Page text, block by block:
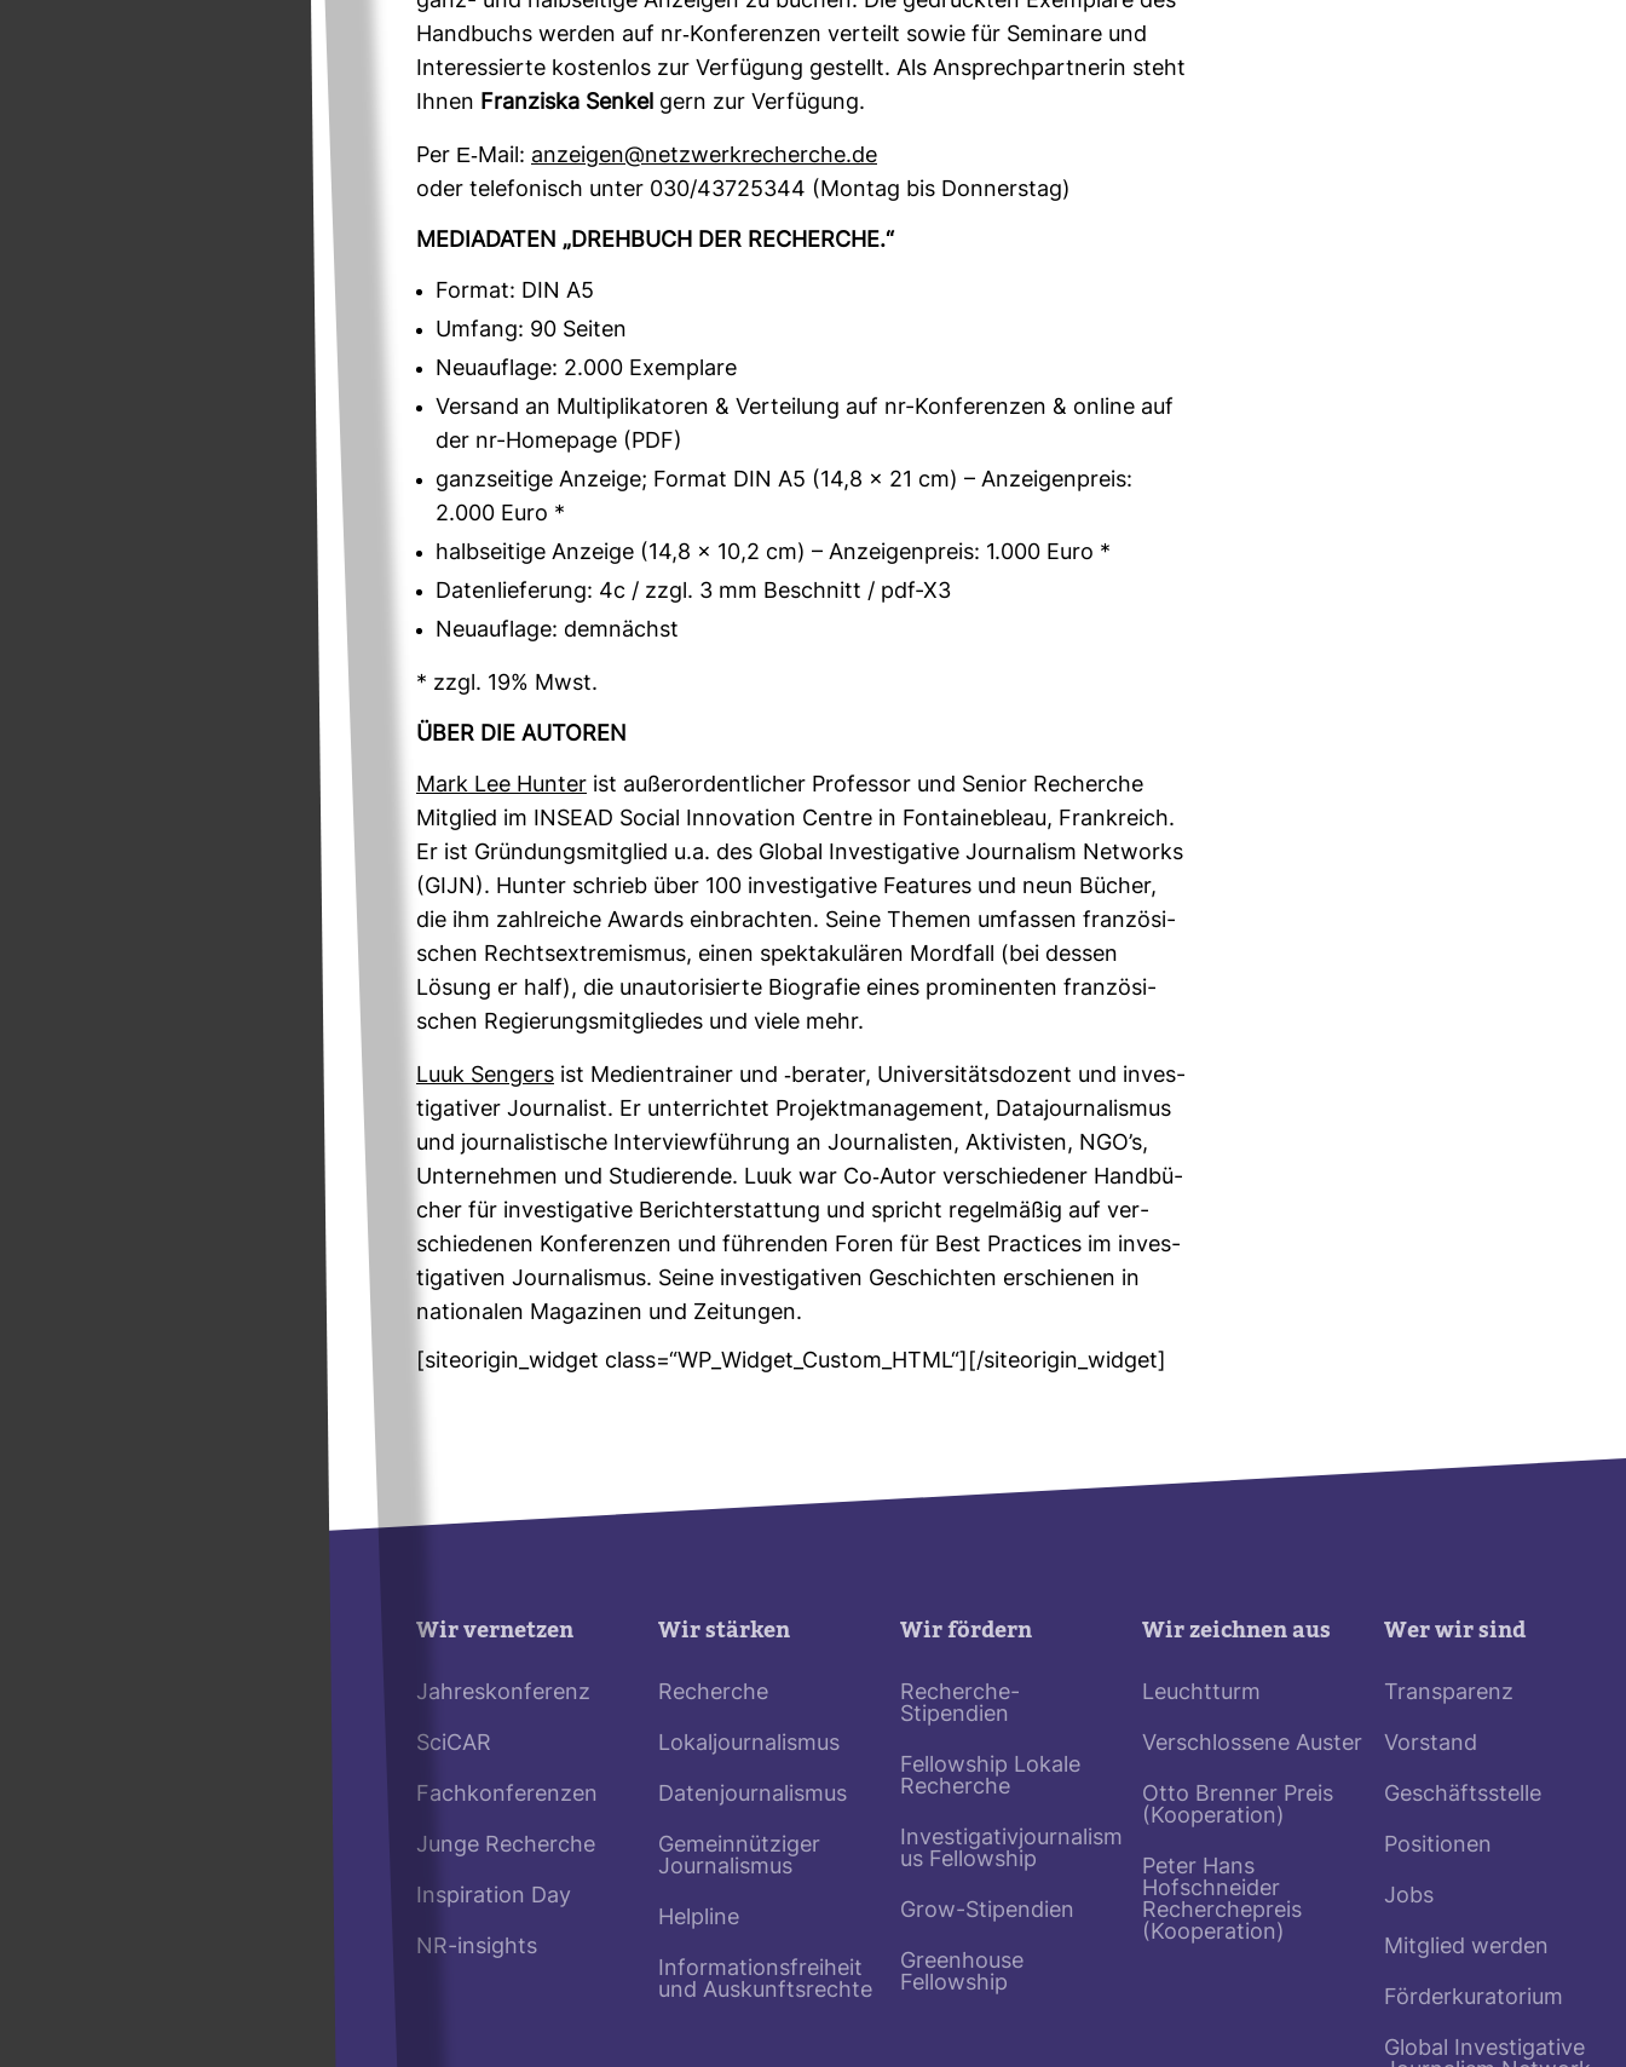
Hand­buchs werden auf nr-​Kon­fe­renzen ver­teilt sowie für Semi­nare und
Inter­es­sierte kos­tenlos zur Ver­fü­gung gestellt. Als Ansprech­part­nerin steht
Ihnen Fran­ziska Senkel gern zur Ver­fü­gung.
Per E-​Mail: anzeigen@netz­werk­re­cherche.de
oder tele­fo­nisch unter 030/43725344 (Montag bis Don­nerstag)
MEDIA­DATEN „DREH­BUCH DER RECHERCHE.“
Format: DIN A5
Umfang: 90 Seiten
Neuauflage: 2.000 Exemplare
Versand an Multiplikatoren & Verteilung auf nr-Konferenzen & online auf
der nr-Homepage (PDF)
ganzseitige Anzeige; Format DIN A5 (14,8 × 21 cm) – Anzeigenpreis:
2.000 Euro *
halbseitige Anzeige (14,8 × 10,2 cm) – Anzeigenpreis: 1.000 Euro *
Datenlieferung: 4c / zzgl. 3 mm Beschnitt / pdf-X3
Neuauflage: demnächst
* zzgl. 19% Mwst.
ÜBER DIE AUTOREN
Mark Lee Hunter ist außer­or­dent­li­cher Pro­fessor und Senior Recherche
Mit­glied im INSEAD Social Inno­va­tion Centre in Fon­taine­bleau, Frank­reich.
Er ist Grün­dungs­mit­glied u.a. des Global Inves­ti­ga­tive Jour­na­lism Net­works
(GIJN). Hunter schrieb über 100 inves­ti­ga­tive Fea­tures und neun Bücher,
die ihm zahl­reiche Awards ein­brachten. Seine Themen umfassen fran­zö­si­
schen Rechts­ex­tre­mismus, einen spek­ta­ku­lären Mord­fall (bei dessen
Lösung er half), die unau­to­ri­sierte Bio­grafie eines pro­mi­nenten fran­zö­si­
schen Regie­rungs­mit­gliedes und viele mehr.
Luuk Sen­gers ist Medi­en­trainer und -​berater, Uni­ver­si­täts­do­zent und inves­
ti­ga­tiver Jour­na­list. Er unter­richtet Pro­jekt­ma­nage­ment, Data­jour­na­lismus
und jour­na­lis­ti­sche Inter­view­füh­rung an Jour­na­listen, Akti­visten, NGO’s,
Unter­nehmen und Stu­die­rende. Luuk war Co-​Autor ver­schie­dener Hand­bü­
cher für inves­ti­ga­tive Bericht­erstat­tung und spricht regel­mäßig auf ver­
schie­denen Kon­fe­renzen und füh­renden Foren für Best Prac­tices im inves­
ti­ga­tiven Jour­na­lismus. Seine inves­ti­ga­tiven Geschichten erschienen in
natio­nalen Maga­zinen und Zei­tungen.
[siteorigin_widget class=“WP_Widget_Custom_HTML“] [/siteorigin_widget]
Wir vernetzen
Jahreskonferenz
SciCAR
Fachkonferenzen
Junge Recherche
Inspiration Day
NR-insights
Wir stärken
Recherche
Lokaljournalismus
Datenjournalismus
Gemeinnütziger
Journalismus
Helpline
Informationsfreiheit
und Auskunftsrechte
Wir fördern
Recherche-
Stipendien
Fellowship Lokale
Recherche
Investigativjournalism
us Fellowship
Grow-Stipendien
Greenhouse
Fellowship
Wir zeichnen aus
Leuchtturm
Verschlossene Auster
Otto Brenner Preis
(Kooperation)
Peter Hans
Hofschneider
Recherchepreis
(Kooperation)
Wer wir sind
Transparenz
Vorstand
Geschäftsstelle
Positionen
Jobs
Mitglied werden
Förderkuratorium
Global Investigative